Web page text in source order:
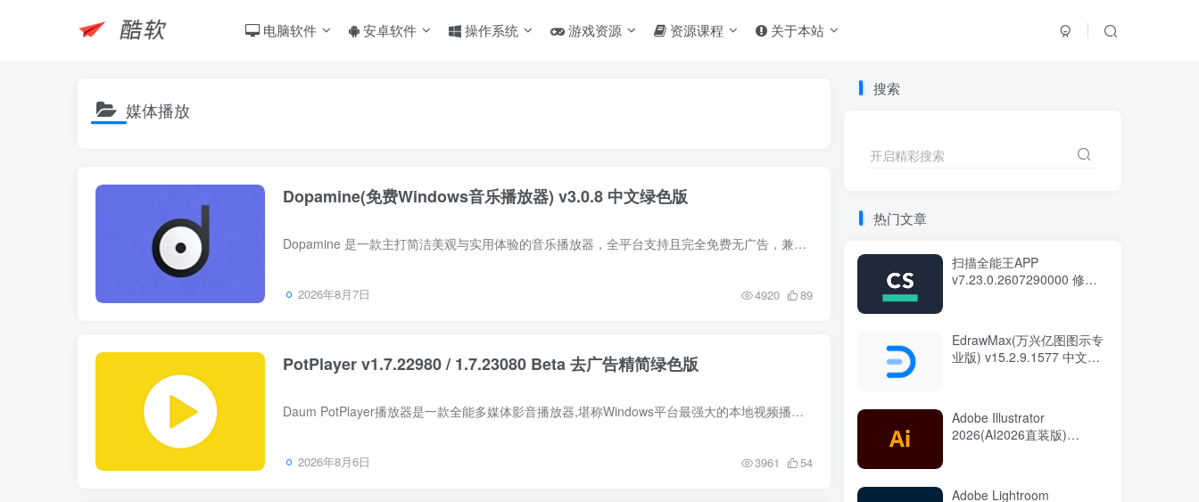
电脑软件 安卓软件 操作系统 游戏资源 资源课程 关于本站
媒体播放
Dopamine(免费Windows音乐播放器) v3.0.8 中文绿色版
Dopamine 是一款主打简洁美观与实用体验的音乐播放器，全平台支持且完全免费无广告，兼容 MP3、FLAC 等多种音频格式及无损文件。它拥有可自定义的主题与多模式切换功能，能在线匹配歌词并智能管...
2026年8月7日 4920 89
PotPlayer v1.7.22980 / 1.7.23080 Beta 去广告精简绿色版
Daum PotPlayer播放器是一款全能多媒体影音播放器,堪称Windows平台最强大的本地视频播放器.PotPlayer最新版拥有强劲播放引擎加速,支持DXVA,CUDA,QuickSync,多媒体播放器支持蓝光3D,其内置强大的...
2026年8月6日 3961 54
搜索
开启精彩搜索
搜索
开启精彩搜索
热门文章
扫描全能王APP
v7.23.0.2607290000 修改
EdrawMax(万兴亿图图示专
业版) v15.2.9.1577 中文绿
Adobe Illustrator
2026(AI2026直装版)
Adobe Lightroom